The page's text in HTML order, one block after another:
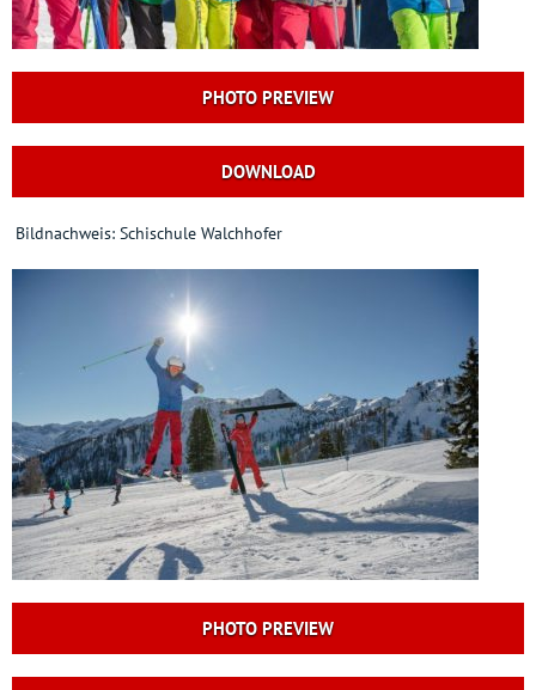
PHOTO PREVIEW
DOWNLOAD
Bildnachweis: Schischule Walchhofer
PHOTO PREVIEW